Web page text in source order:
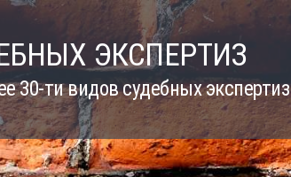
ЭКСПЕРТИЗ
30-ти видов судебных экспертиз